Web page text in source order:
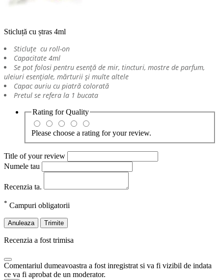
Sticluță cu ștras 4ml
Sticluțe cu roll-on
Capacitate 4ml
Se pot folosi pentru esență de mir, tincturi, mostre de parfum,
uleiuri esențiale, mărturii și multe altele
Capac auriu cu piatră colorată
Pretul se refera la 1 bucata
Rating forQuality
Please choose a rating for your review.
Title of your review
Numele tau
Recenzia ta.
* Campuri obligatorii
Anuleaza Trimite
Recenzia a fost trimisa
Comentariul dumeavoastra a fost inregistrat si va fi vizibil de indata
ce va fi aprobat de un moderator.